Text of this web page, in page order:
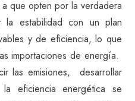
que opten por la verdadera
la estabilidad con un plan
y de eficiencia, lo que
importaciones de energía.
las emisiones, desarrollar
eficiencia energética se